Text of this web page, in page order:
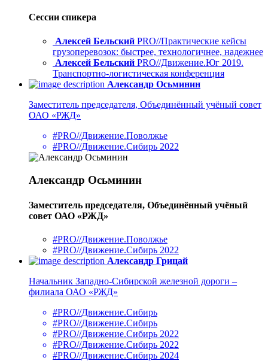
Сессии спикера
Алексей Бельский PRO//Практические кейсы
грузоперевозок: быстрее, технологичнее, надежнее
Алексей Бельский PRO//Движение.Юг 2019.
Транспортно-логистическая конференция
Александр Осьминин
Заместитель председателя, Объединённый учёный совет
ОАО «РЖД»
#PRO//Движение.Поволжье
#PRO//Движение.Сибирь 2022
Александр Осьминин
Заместитель председателя, Объединённый учёный
совет ОАО «РЖД»
#PRO//Движение.Поволжье
#PRO//Движение.Сибирь 2022
Александр Грицай
Начальник Западно-Сибирской железной дороги –
филиала ОАО «РЖД»
#PRO//Движение.Сибирь
#PRO//Движение.Сибирь
#PRO//Движение.Сибирь 2022
#PRO//Движение.Сибирь 2022
#PRO//Движение.Сибирь 2024